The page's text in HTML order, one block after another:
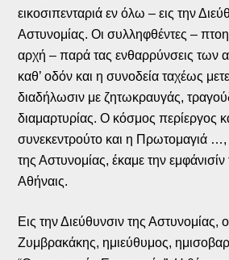
εικοσιπενταριά εν όλω – εις την
Αστυνομίας. Οι συλληφθέντες –
αρχή – παρά τας ενθαρρύνσεις των
καθ’ οδόν και η συνοδεία ταχέως
διαδήλωσιν με ζητωκραυγάς,
διαμαρτυρίας. Ο κόσμος περίεργος
συνεκεντρούτο και η Πρωτομαγιά
της Αστυνομίας, έκαμε την εμφάνισίν
Αθήναις.
Εις την Διεύθυνσιν της Αστυνομίας,
Ζυμβρακάκης, ημιεύθυμος,